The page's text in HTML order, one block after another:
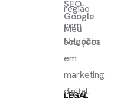
SEO
Google
Meu
Negócio
LEGAL
região
com
soluções
em
marketing
digital.